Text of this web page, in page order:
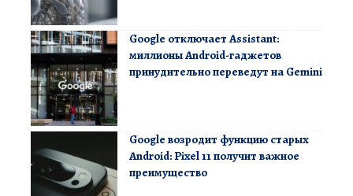
Google отключает Assistant:
миллионы Android-гаджетов
принудительно переведут на Gemini
Google возродит функцию старых
Android: Pixel 11 получит важное
преимущество